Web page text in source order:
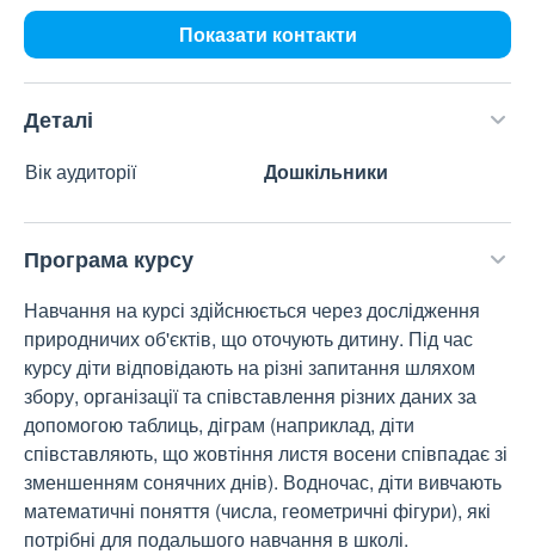
Показати контакти
Деталі
Вік аудиторії Дошкільники
Програма курсу
Навчання на курсі здійснюється через дослідження
природничих об'єктів, що оточують дитину. Під час
курсу діти відповідають на різні запитання шляхом
збору, організації та співставлення різних даних за
допомогою таблиць, діграм (наприклад, діти
співставляють, що жовтіння листя восени співпадає зі
зменшенням сонячних днів). Водночас, діти вивчають
математичні поняття (числа, геометричні фігури), які
потрібні для подальшого навчання в школі.